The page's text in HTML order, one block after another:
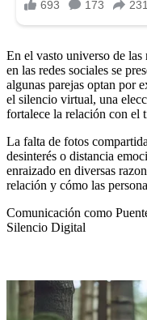
En el vasto universo de
en las redes sociales se
algunas parejas optan por
el silencio virtual, una
fortalece la relación con el
La falta de fotos
desinterés o distancia
enraizado en diversas
relación y cómo las
Comunicación como
Silencio Digital